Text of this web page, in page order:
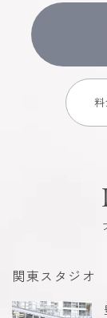
関東スタジオ